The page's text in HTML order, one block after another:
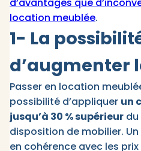
d’avantages que
location meublée.
1- La
d’augmenter
Passer en location
possibilité d’appliquer un
jusqu’à 30 % supérieur
disposition de mobilier.
en cohérence avec les